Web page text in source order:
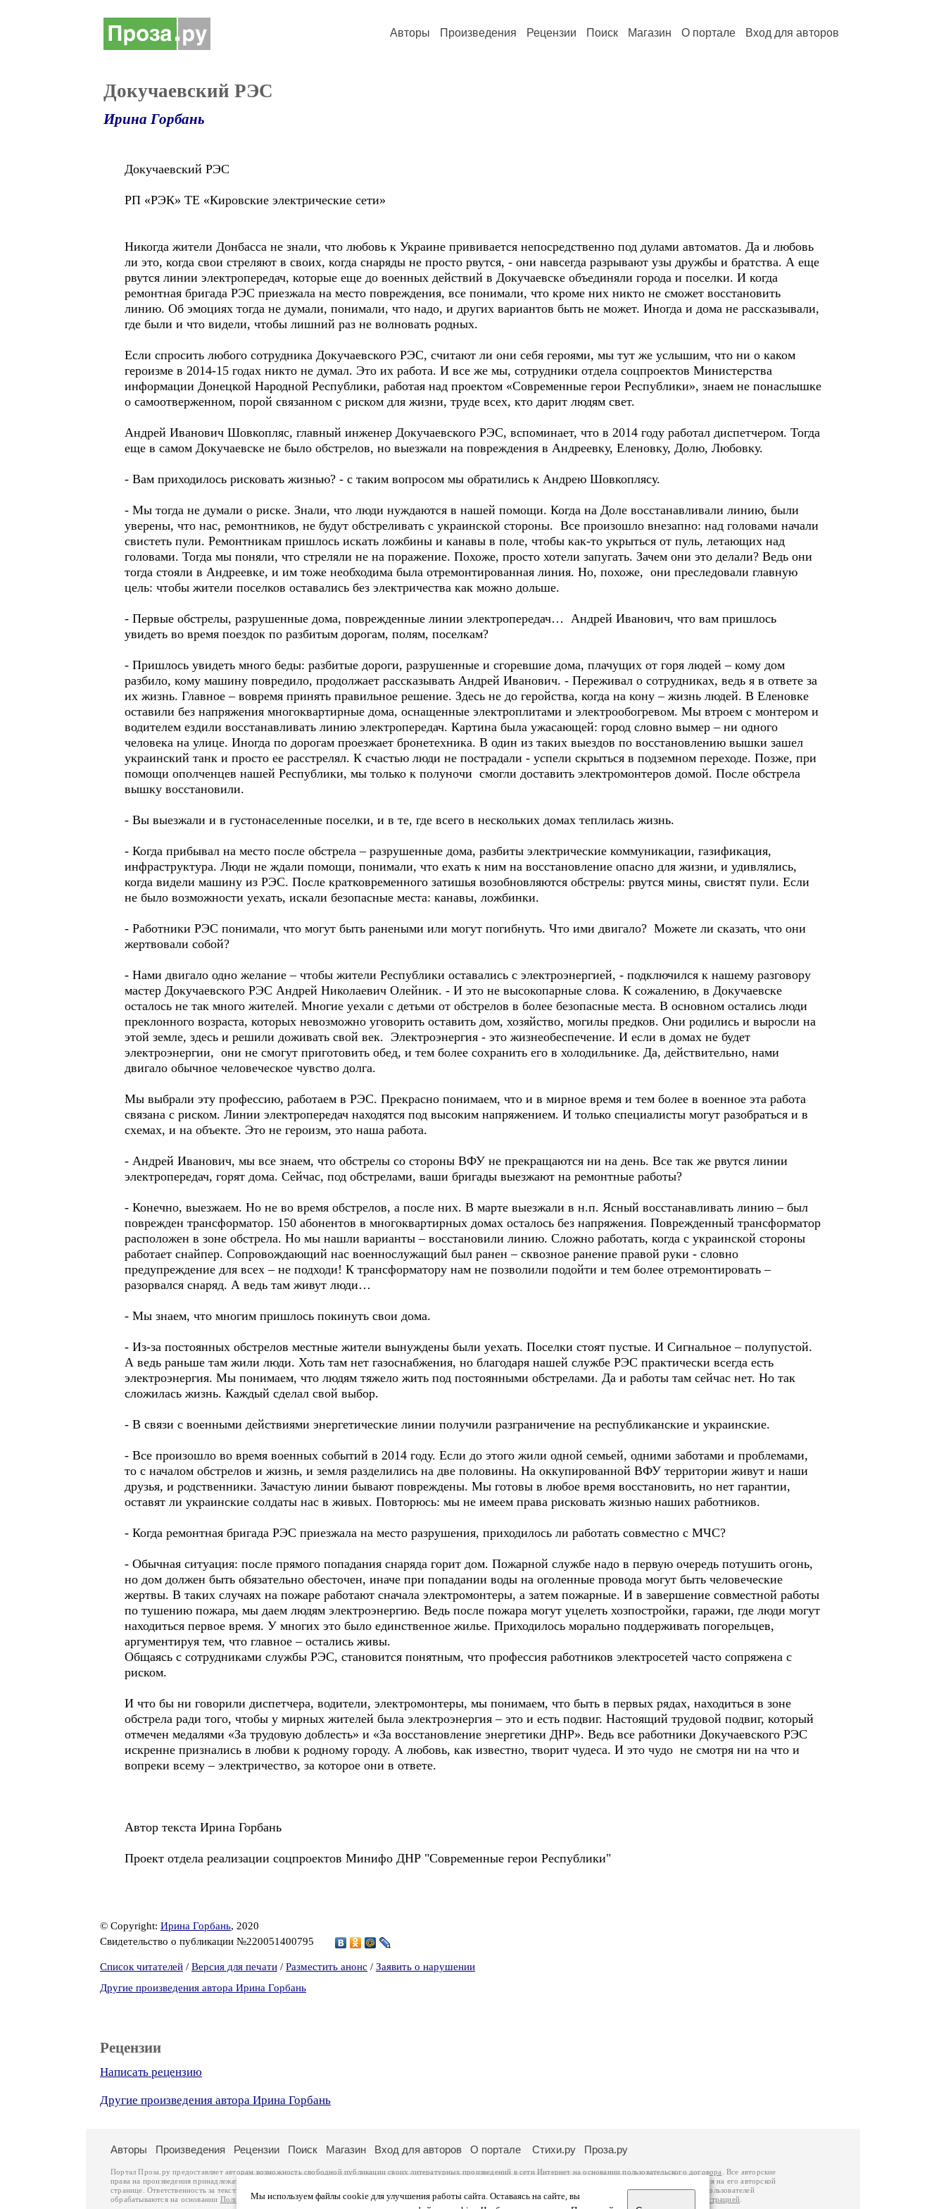
Авторы Произведения Рецензии Поиск Магазин О портале Вход для авторов
Докучаевский РЭС
Ирина Горбань
Докучаевский РЭС
РП «РЭК» ТЕ «Кировские электрические сети»
Никогда жители Донбасса не знали, что любовь к Украине прививается непосредственно под дулами автоматов. Да и любовь
ли это, когда свои стреляют в своих, когда снаряды не просто рвутся, - они навсегда разрывают узы дружбы и братства. А еще
рвутся линии электропередач, которые еще до военных действий в Докучаевске объединяли города и поселки. И когда
ремонтная бригада РЭС приезжала на место повреждения, все понимали, что кроме них никто не сможет восстановить
линию. Об эмоциях тогда не думали, понимали, что надо, и других вариантов быть не может. Иногда и дома не рассказывали,
где были и что видели, чтобы лишний раз не волновать родных.
Если спросить любого сотрудника Докучаевского РЭС, считают ли они себя героями, мы тут же услышим, что ни о каком
героизме в 2014-15 годах никто не думал. Это их работа. И все же мы, сотрудники отдела соцпроектов Министерства
информации Донецкой Народной Республики, работая над проектом «Современные герои Республики», знаем не понаслышке
о самоотверженном, порой связанном с риском для жизни, труде всех, кто дарит людям свет.
Андрей Иванович Шовкопляс, главный инженер Докучаевского РЭС, вспоминает, что в 2014 году работал диспетчером. Тогда
еще в самом Докучаевске не было обстрелов, но выезжали на повреждения в Андреевку, Еленовку, Долю, Любовку.
- Вам приходилось рисковать жизнью? - с таким вопросом мы обратились к Андрею Шовкоплясу.
- Мы тогда не думали о риске. Знали, что люди нуждаются в нашей помощи. Когда на Доле восстанавливали линию, были
уверены, что нас, ремонтников, не будут обстреливать с украинской стороны. Все произошло внезапно: над головами начали
свистеть пули. Ремонтникам пришлось искать ложбины и канавы в поле, чтобы как-то укрыться от пуль, летающих над
головами. Тогда мы поняли, что стреляли не на поражение. Похоже, просто хотели запугать. Зачем они это делали? Ведь они
тогда стояли в Андреевке, и им тоже необходима была отремонтированная линия. Но, похоже, они преследовали главную
цель: чтобы жители поселков оставались без электричества как можно дольше.
- Первые обстрелы, разрушенные дома, поврежденные линии электропередач… Андрей Иванович, что вам пришлось
увидеть во время поездок по разбитым дорогам, полям, поселкам?
- Пришлось увидеть много беды: разбитые дороги, разрушенные и сгоревшие дома, плачущих от горя людей – кому дом
разбило, кому машину повредило, продолжает рассказывать Андрей Иванович. - Переживал о сотрудниках, ведь я в ответе за
их жизнь. Главное – вовремя принять правильное решение. Здесь не до геройства, когда на кону – жизнь людей. В Еленовке
оставили без напряжения многоквартирные дома, оснащенные электроплитами и электрообогревом. Мы втроем с монтером и
водителем ездили восстанавливать линию электропередач. Картина была ужасающей: город словно вымер – ни одного
человека на улице. Иногда по дорогам проезжает бронетехника. В один из таких выездов по восстановлению вышки зашел
украинский танк и просто ее расстрелял. К счастью люди не пострадали - успели скрыться в подземном переходе. Позже, при
помощи ополченцев нашей Республики, мы только к полуночи смогли доставить электромонтеров домой. После обстрела
вышку восстановили.
- Вы выезжали и в густонаселенные поселки, и в те, где всего в нескольких домах теплилась жизнь.
- Когда прибывал на место после обстрела – разрушенные дома, разбиты электрические коммуникации, газификация,
инфраструктура. Люди не ждали помощи, понимали, что ехать к ним на восстановление опасно для жизни, и удивлялись,
когда видели машину из РЭС. После кратковременного затишья возобновляются обстрелы: рвутся мины, свистят пули. Если
не было возможности уехать, искали безопасные места: канавы, ложбинки.
- Работники РЭС понимали, что могут быть ранеными или могут погибнуть. Что ими двигало? Можете ли сказать, что они
жертвовали собой?
- Нами двигало одно желание – чтобы жители Республики оставались с электроэнергией, - подключился к нашему разговору
мастер Докучаевского РЭС Андрей Николаевич Олейник. - И это не высокопарные слова. К сожалению, в Докучаевске
осталось не так много жителей. Многие уехали с детьми от обстрелов в более безопасные места. В основном остались люди
преклонного возраста, которых невозможно уговорить оставить дом, хозяйство, могилы предков. Они родились и выросли на
этой земле, здесь и решили доживать свой век. Электроэнергия - это жизнеобеспечение. И если в домах не будет
электроэнергии, они не смогут приготовить обед, и тем более сохранить его в холодильнике. Да, действительно, нами
двигало обычное человеческое чувство долга.
Мы выбрали эту профессию, работаем в РЭС. Прекрасно понимаем, что и в мирное время и тем более в военное эта работа
связана с риском. Линии электропередач находятся под высоким напряжением. И только специалисты могут разобраться и в
схемах, и на объекте. Это не героизм, это наша работа.
- Андрей Иванович, мы все знаем, что обстрелы со стороны ВФУ не прекращаются ни на день. Все так же рвутся линии
электропередач, горят дома. Сейчас, под обстрелами, ваши бригады выезжают на ремонтные работы?
- Конечно, выезжаем. Но не во время обстрелов, а после них. В марте выезжали в н.п. Ясный восстанавливать линию – был
поврежден трансформатор. 150 абонентов в многоквартирных домах осталось без напряжения. Поврежденный трансформатор
расположен в зоне обстрела. Но мы нашли варианты – восстановили линию. Сложно работать, когда с украинской стороны
работает снайпер. Сопровождающий нас военнослужащий был ранен – сквозное ранение правой руки - словно
предупреждение для всех – не подходи! К трансформатору нам не позволили подойти и тем более отремонтировать –
разорвался снаряд. А ведь там живут люди…
- Мы знаем, что многим пришлось покинуть свои дома.
- Из-за постоянных обстрелов местные жители вынуждены были уехать. Поселки стоят пустые. И Сигнальное – полупустой.
А ведь раньше там жили люди. Хоть там нет газоснабжения, но благодаря нашей службе РЭС практически всегда есть
электроэнергия. Мы понимаем, что людям тяжело жить под постоянными обстрелами. Да и работы там сейчас нет. Но так
сложилась жизнь. Каждый сделал свой выбор.
- В связи с военными действиями энергетические линии получили разграничение на республиканские и украинские.
- Все произошло во время военных событий в 2014 году. Если до этого жили одной семьей, одними заботами и проблемами,
то с началом обстрелов и жизнь, и земля разделились на две половины. На оккупированной ВФУ территории живут и наши
друзья, и родственники. Зачастую линии бывают повреждены. Мы готовы в любое время восстановить, но нет гарантии,
оставят ли украинские солдаты нас в живых. Повторюсь: мы не имеем права рисковать жизнью наших работников.
- Когда ремонтная бригада РЭС приезжала на место разрушения, приходилось ли работать совместно с МЧС?
- Обычная ситуация: после прямого попадания снаряда горит дом. Пожарной службе надо в первую очередь потушить огонь,
но дом должен быть обязательно обесточен, иначе при попадании воды на оголенные провода могут быть человеческие
жертвы. В таких случаях на пожаре работают сначала электромонтеры, а затем пожарные. И в завершение совместной работы
по тушению пожара, мы даем людям электроэнергию. Ведь после пожара могут уцелеть хозпостройки, гаражи, где люди могут
находиться первое время. У многих это было единственное жилье. Приходилось морально поддерживать погорельцев,
аргументируя тем, что главное – остались живы.
Общаясь с сотрудниками службы РЭС, становится понятным, что профессия работников электросетей часто сопряжена с
риском.
И что бы ни говорили диспетчера, водители, электромонтеры, мы понимаем, что быть в первых рядах, находиться в зоне
обстрела ради того, чтобы у мирных жителей была электроэнергия – это и есть подвиг. Настоящий трудовой подвиг, который
отмечен медалями «За трудовую доблесть» и «За восстановление энергетики ДНР». Ведь все работники Докучаевского РЭС
искренне признались в любви к родному городу. А любовь, как известно, творит чудеса. И это чудо не смотря ни на что и
вопреки всему – электричество, за которое они в ответе.
Автор текста Ирина Горбань
Проект отдела реализации соцпроектов Минифо ДНР "Современные герои Республики"
© Copyright: Ирина Горбань, 2020
Свидетельство о публикации №220051400795
Список читателей / Версия для печати / Разместить анонс / Заявить о нарушении
Другие произведения автора Ирина Горбань
Рецензии
Написать рецензию
Другие произведения автора Ирина Горбань
Мы используем файлы cookie для улучшения работы сайта. Оставаясь на сайте, вы
Авторы Произведения Рецензии Поиск Магазин Вход для авторов О портале Стихи.ру Проза.ру
Портал Проза.ру предоставляет авторам возможность свободной публикации своих литературных произведений в сети Интернет на основаниипользовательского договора
. Все авторские
права на произведения принадлежат авторам и охраняются
. Перепечатка произведений возможна только с согласия его автора, к которому вы можете обратиться на его авторской
странице. Ответственность за тексты произведений авторы несут самостоятельно на основании
законодательства Российской Федерации. Данные пользователей
обрабатываются на основании Политики обработки персональных данных. Вы также можете посмотреть более подробнуюинформацию о портале связаться с администрацией